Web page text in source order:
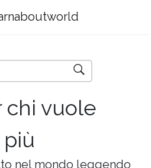
chi vuole
nel mondo leggendo